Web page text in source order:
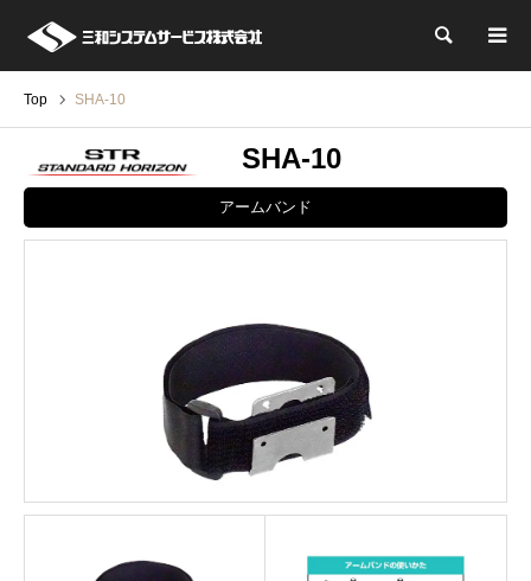
検索
Top SHA-10
SHA-10
アームバンド